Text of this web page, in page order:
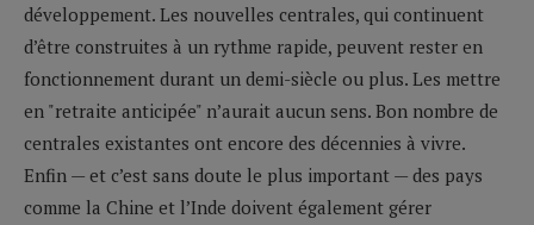
développement. Les nouvelles centrales, qui continuent
d’être construites à un rythme rapide, peuvent rester en
fonctionnement durant un demi-siècle ou plus. Les mettre
en "retraite anticipée" n’aurait aucun sens. Bon nombre de
centrales existantes ont encore des décennies à vivre.
Enfin — et c’est sans doute le plus important — des pays
comme la Chine et l’Inde doivent également gérer